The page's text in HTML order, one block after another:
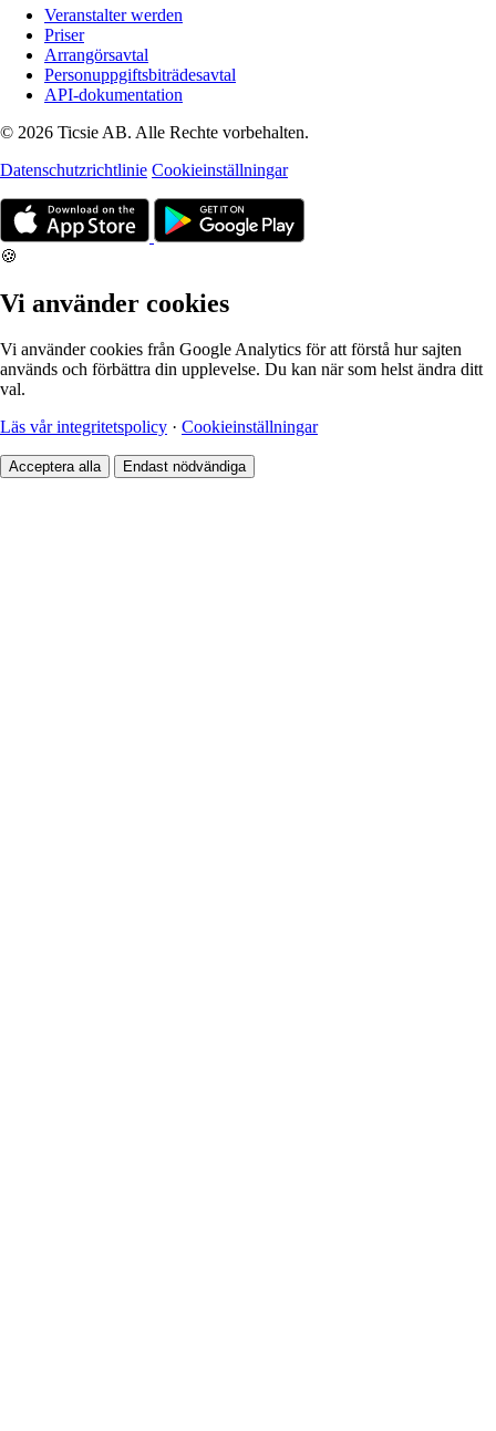
Veranstalter werden
Priser
Arrangörsavtal
Personuppgiftsbiträdesavtal
API-dokumentation
© 2026 Ticsie AB. Alle Rechte vorbehalten.
Datenschutzrichtlinie Cookieinställningar
🍪
Vi använder cookies
Vi använder cookies från Google Analytics för att förstå hur sajten
används och förbättra din upplevelse. Du kan när som helst ändra ditt
val.
Läs vår integritetspolicy · Cookieinställningar
Acceptera alla Endast nödvändiga